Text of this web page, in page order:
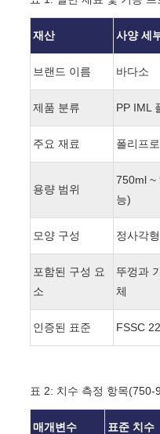
재산 사양 세
브랜드 이름 바다소
제품 분류 PP IML
주요 재료 폴리프
용량 범위
750ml ~
능)
모양 구성 정사각
포함된 구성 요
소
뚜껑과
체
인증된 표준 FSSC
표 2: 치수 측정 항목(750-
매개변수 표준 치수